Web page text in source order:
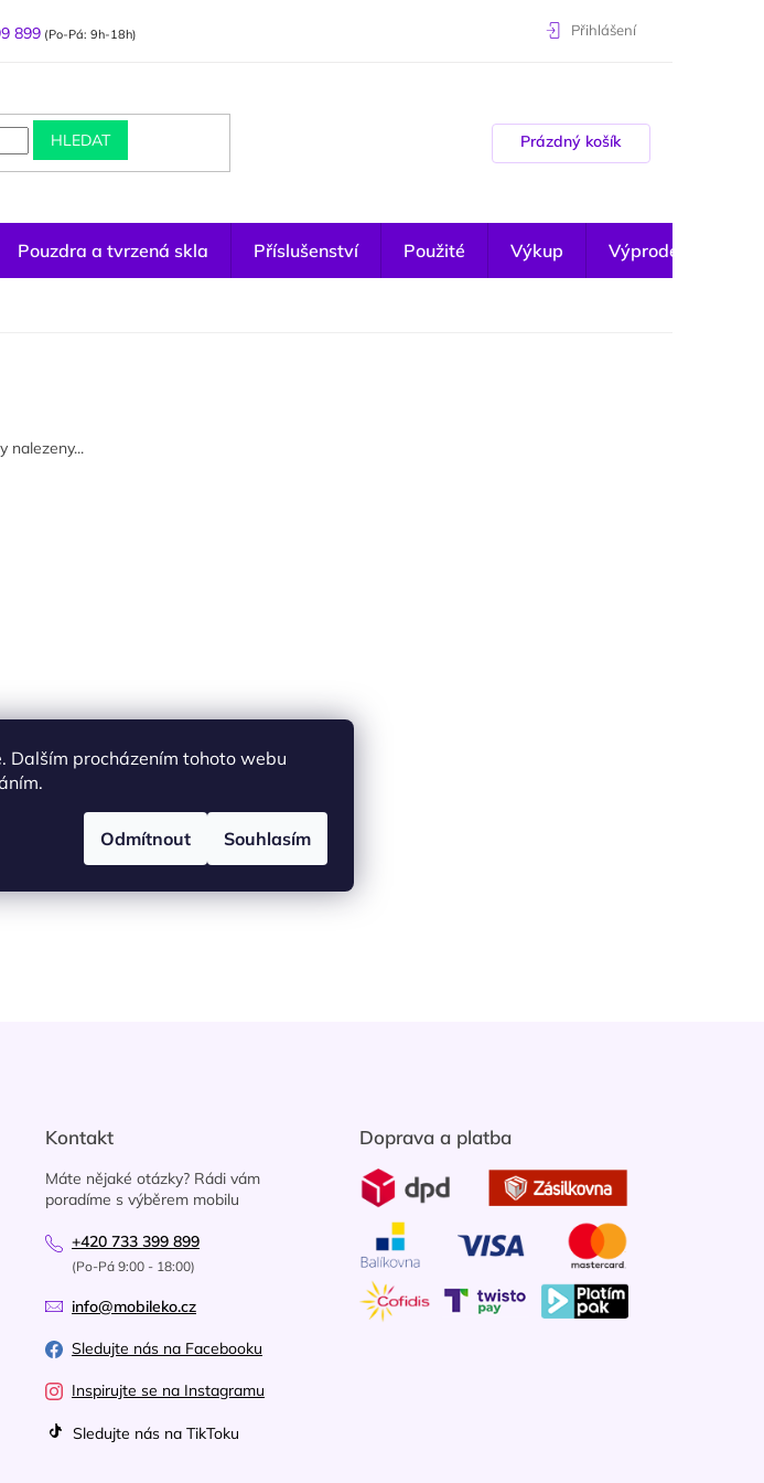
Dalším procházením tohoto webu
Odmítnout Souhlasím
899(Po-Pá: 9h-18h) Přihlášení
HLEDAT Nákupní košík
Prázdný košík
Výprodej
Pouzdra a tvrzená skla Příslušenství Použité Výkup
nalezeny...
Kontakt
Máte nějaké otázky? Rádi vám
poradíme s výběrem mobilu
+420 733 399 899
(Po-Pá 9:00 - 18:00)
info@mobileko.cz
Sledujte nás na Facebooku
Inspirujte se na Instagramu
Sledujte nás na TikToku
Doprava a platba